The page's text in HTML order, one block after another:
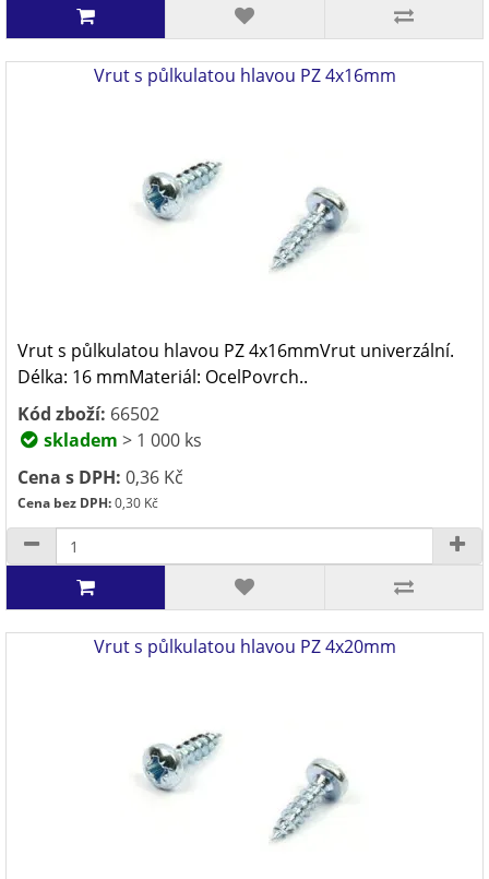
Vrut s půlkulatou hlavou PZ 4x16mm
Vrut s půlkulatou hlavou PZ 4x16mmVrut univerzální.
Délka: 16 mmMateriál: OcelPovrch..
Kód zboží: 66502
skladem > 1 000 ks
Cena s DPH: 0,36 Kč
Cena bez DPH:0,30 Kč
Vrut s půlkulatou hlavou PZ 4x20mm